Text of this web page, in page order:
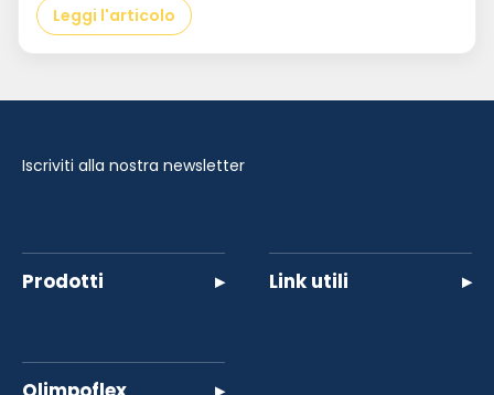
Leggi l'articolo
Iscriviti alla nostra newsletter
Prodotti ▸ Link utili ▸